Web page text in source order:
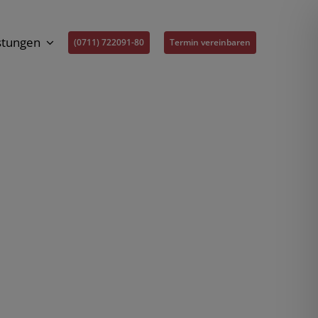
(0711) 722091-80 Termin vereinbaren